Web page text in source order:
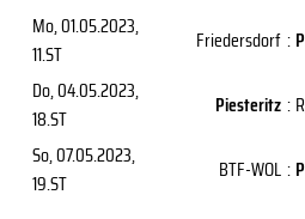
Mo, 01.05.2023,
11.ST
Friedersdorf :
Do, 04.05.2023,
18.ST
Piesteritz :
So, 07.05.2023,
19.ST
BTF-WOL :